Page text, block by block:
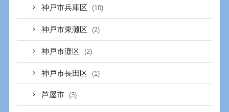
神戸市兵庫区 (10)
神戸市東灘区 (2)
神戸市灘区 (2)
神戸市長田区 (1)
芦屋市 (3)